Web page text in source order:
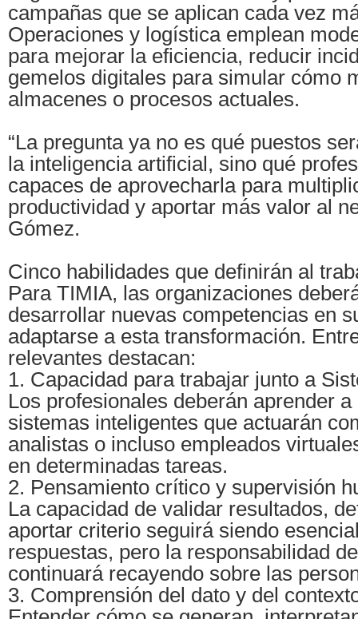
campañas que se aplican cada vez
Operaciones y logística emplean
para mejorar la eficiencia, reducir
gemelos digitales para simular cómo
almacenes o procesos actuales.
“La pregunta ya no es qué puestos
la inteligencia artificial, sino qué
capaces de aprovecharla para
productividad y aportar más valor al
Gómez.
Cinco habilidades que definirán al
Para TIMIA, las organizaciones
desarrollar nuevas competencias en
adaptarse a esta transformación.
relevantes destacan:
1. Capacidad para trabajar junto a
Los profesionales deberán aprender
sistemas inteligentes que actuarán
analistas o incluso empleados
en determinadas tareas.
2. Pensamiento crítico y supervisión
La capacidad de validar resultados,
aportar criterio seguirá siendo
respuestas, pero la responsabilidad
continuará recayendo sobre las
3. Comprensión del dato y del